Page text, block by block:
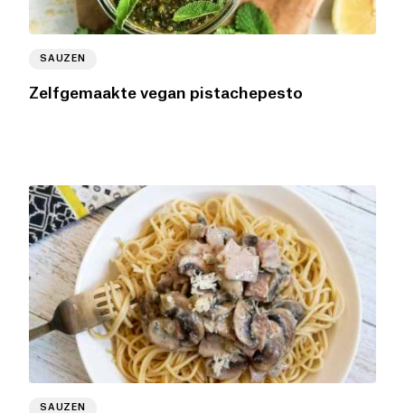
SAUZEN
Zelfgemaakte vegan pistachepesto
SAUZEN